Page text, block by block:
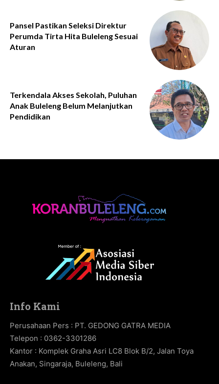
Pansel Pastikan Seleksi Direktur
Perumda Tirta Hita Buleleng Sesuai
Aturan
Terkendala Akses Sekolah, Puluhan
Anak Buleleng Belum Melanjutkan
Pendidikan
Info Kami
Perusahaan Pers : PT. GEDONG GATRA MEDIA
Telepon : 0362-3301286
Kantor : Komplek Graha Asri LC8 Blok B/2, Jalan Toya
Anakan, Singaraja, Buleleng, Bali